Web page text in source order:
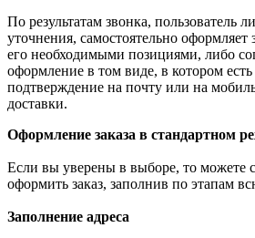
По результатам звонка, пользователь
уточнения, самостоятельно оформляет
его необходимыми позициями, либо
оформление в том виде, в котором
подтверждение на почту или на
доставки.
Оформление заказа в стандартном
Если вы уверены в выборе, то можете
оформить заказ, заполнив по этапам
Заполнение адреса